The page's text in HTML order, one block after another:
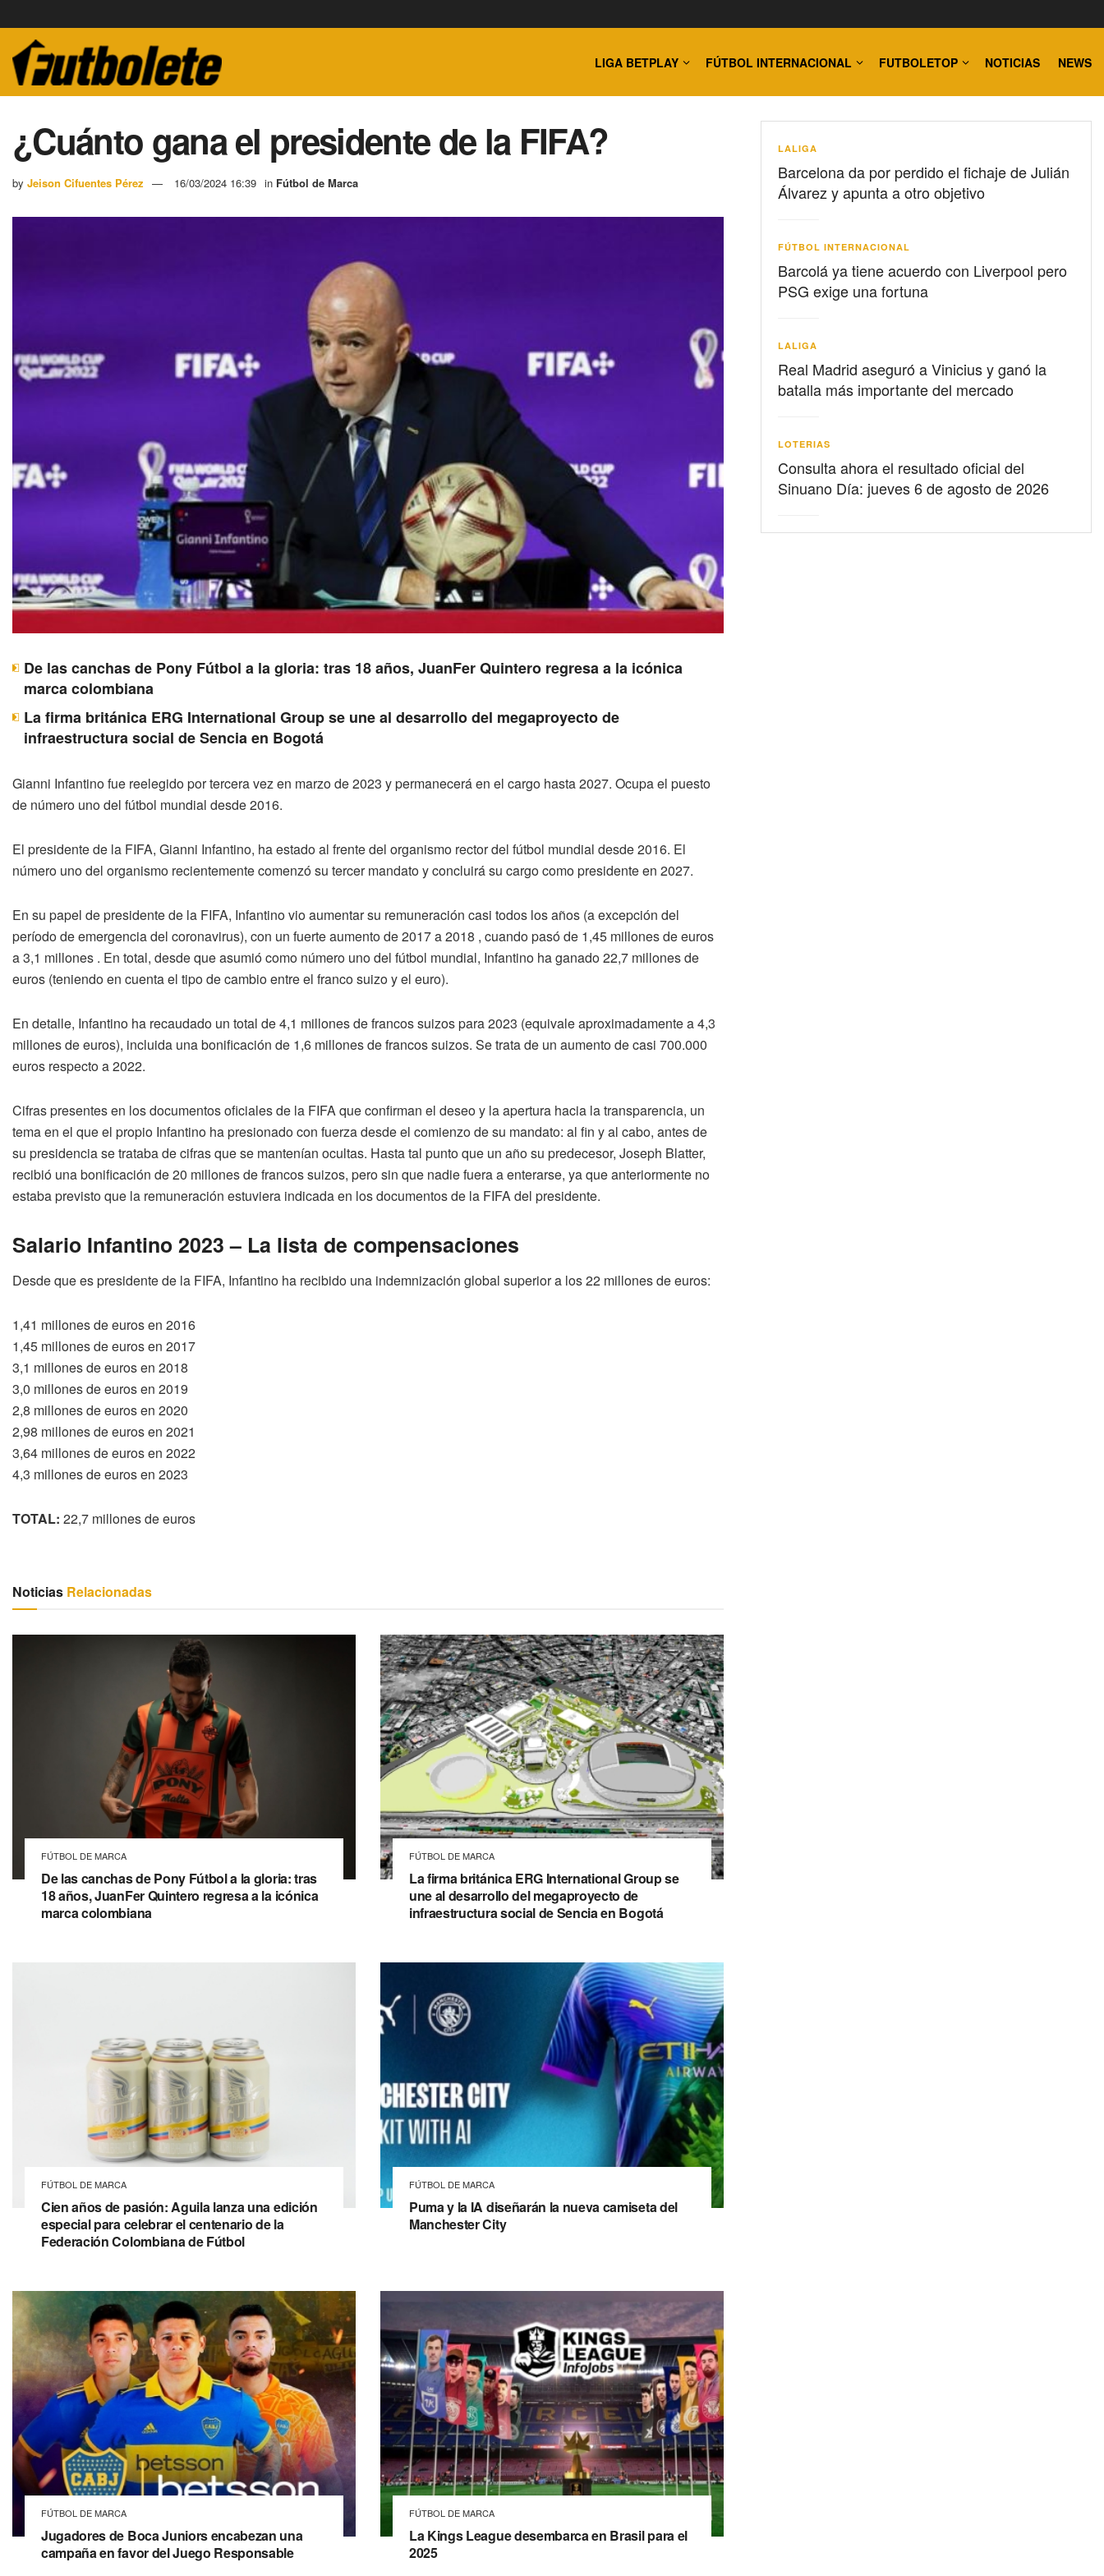
LIGA BETPLAY FÚTBOL INTERNACIONAL FUTBOLETOP NOTICIAS NEWS
¿Cuánto gana el presidente de la FIFA?
by Jeison Cifuentes Pérez 16/03/2024 16:39 in Fútbol de Marca
De las canchas de Pony Fútbol a la gloria: tras 18 años, JuanFer Quintero regresa a la icónica
marca colombiana
La firma británica ERG International Group se une al desarrollo del megaproyecto de
infraestructura social de Sencia en Bogotá
Gianni Infantino fue reelegido por tercera vez en marzo de 2023 y permanecerá en el cargo hasta 2027. Ocupa el puesto
de número uno del fútbol mundial desde 2016.
El presidente de la FIFA, Gianni Infantino, ha estado al frente del organismo rector del fútbol mundial desde 2016. El
número uno del organismo recientemente comenzó su tercer mandato y concluirá su cargo como presidente en 2027.
En su papel de presidente de la FIFA, Infantino vio aumentar su remuneración casi todos los años (a excepción del
período de emergencia del coronavirus), con un fuerte aumento de 2017 a 2018 , cuando pasó de 1,45 millones de euros
a 3,1 millones . En total, desde que asumió como número uno del fútbol mundial, Infantino ha ganado 22,7 millones de
euros (teniendo en cuenta el tipo de cambio entre el franco suizo y el euro).
En detalle, Infantino ha recaudado un total de 4,1 millones de francos suizos para 2023 (equivale aproximadamente a 4,3
millones de euros), incluida una bonificación de 1,6 millones de francos suizos. Se trata de un aumento de casi 700.000
euros respecto a 2022.
Cifras presentes en los documentos oficiales de la FIFA que confirman el deseo y la apertura hacia la transparencia, un
tema en el que el propio Infantino ha presionado con fuerza desde el comienzo de su mandato: al fin y al cabo, antes de
su presidencia se trataba de cifras que se mantenían ocultas. Hasta tal punto que un año su predecesor, Joseph Blatter,
recibió una bonificación de 20 millones de francos suizos, pero sin que nadie fuera a enterarse, ya que anteriormente no
estaba previsto que la remuneración estuviera indicada en los documentos de la FIFA del presidente.
Salario Infantino 2023 – La lista de compensaciones
Desde que es presidente de la FIFA, Infantino ha recibido una indemnización global superior a los 22 millones de euros:
1,41 millones de euros en 2016
1,45 millones de euros en 2017
3,1 millones de euros en 2018
3,0 millones de euros en 2019
2,8 millones de euros en 2020
2,98 millones de euros en 2021
3,64 millones de euros en 2022
4,3 millones de euros en 2023
TOTAL: 22,7 millones de euros
Noticias Relacionadas
FÚTBOL DE MARCA
De las canchas de Pony Fútbol a la gloria: tras
18 años, JuanFer Quintero regresa a la icónica
marca colombiana
FÚTBOL DE MARCA
La firma británica ERG International Group se
une al desarrollo del megaproyecto de
infraestructura social de Sencia en Bogotá
FÚTBOL DE MARCA
Cien años de pasión: Aguila lanza una edición
especial para celebrar el centenario de la
Federación Colombiana de Fútbol
FÚTBOL DE MARCA
Puma y la IA diseñarán la nueva camiseta del
Manchester City
FÚTBOL DE MARCA
Jugadores de Boca Juniors encabezan una
campaña en favor del Juego Responsable
FÚTBOL DE MARCA
La Kings League desembarca en Brasil para el
2025
LALIGA
Barcelona da por perdido el fichaje de Julián
Álvarez y apunta a otro objetivo
FÚTBOL INTERNACIONAL
Barcolá ya tiene acuerdo con Liverpool pero
PSG exige una fortuna
LALIGA
Real Madrid aseguró a Vinicius y ganó la
batalla más importante del mercado
LOTERIAS
Consulta ahora el resultado oficial del
Sinuano Día: jueves 6 de agosto de 2026